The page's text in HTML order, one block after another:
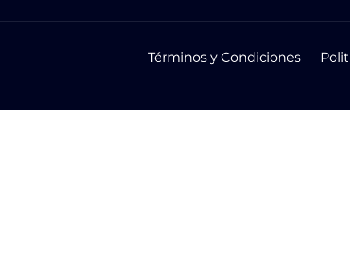
Términos y Condiciones